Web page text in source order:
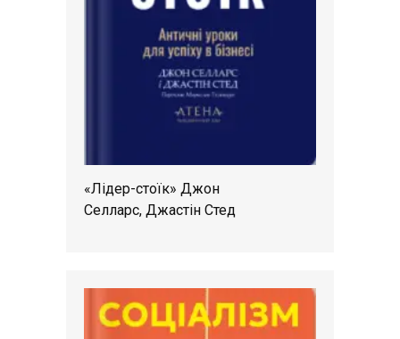
«Лідер-стоїк» Джон
Селларс, Джастін Стед